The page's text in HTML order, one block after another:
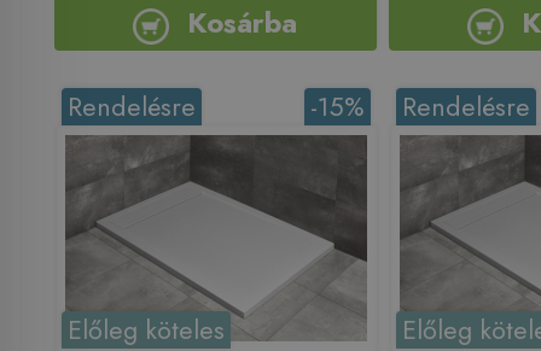
Kosárba
-15%
Rendelésre
Előleg köteles
Rendelésre
Előleg